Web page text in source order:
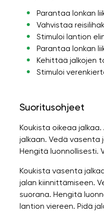
Parantaa lonkan
Vahvistaa
Stimuloi lantion
Parantaa lonkan
Kehittää jalkojen
Stimuloi
Suoritusohjeet
Koukista oikeaa
jalkaan. Vedä vasenta
Hengitä luonnollisesti.
Koukista vasenta
jalan kiinnittämiseen.
suorana. Hengitä
lantion viereen. Pidä